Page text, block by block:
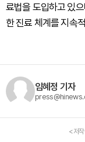
료법을 도입하고 있
한 진료 체계를 지속
임혜정 기자
<저